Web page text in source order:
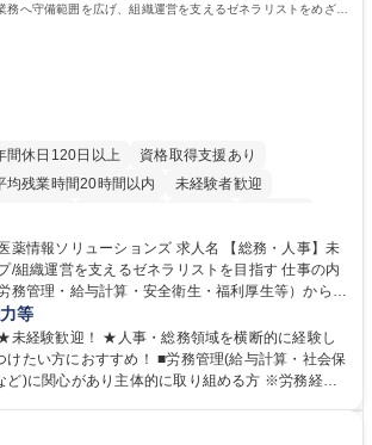
務へ守備範囲を広げ、組織運営を支えるゼネラリストをめざせ
間休日120日以上
資格取得支援あり
均残業時間20時間以内
未経験者歓迎
2日制 交通費支給 土日祝休み 寮・社宅あり
ューションズ 求人名 【総務・人事】未
織運営を支えるゼネラリストを目指す 仕事の内
務管理・給与計算・安全衛生・福利厚生等）からお
は総務・採用・教育業務へ守備範囲を広げ、組織運
・初期業務：労働時間管理、給与
福利厚生管理、安全衛生、健康経営推進等をお任せ
、休職者管理など、幅広く経験を積んでいただき
ある方に最適な環境です。 募集職種 【総
等
未経験歓迎！ ★人事・総務領域を横断的に経験し
すめ！ ■労務管理(給与計算・社会保
ど)に関心があり主体的に取り組める方 ※労務経験